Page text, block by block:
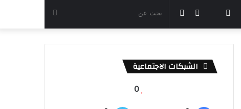
عن
الوضع
المظلم
مقال
عشوائي
سناب
شات
تيلقرام
الشبكات الاجتماعية
0